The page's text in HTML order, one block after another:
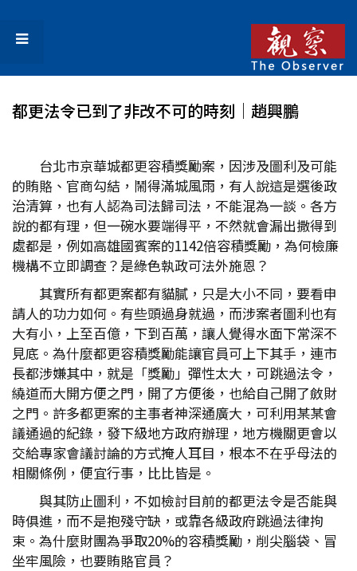
都更法令已到了非改不可的時刻│趙興鵬
台北市京華城都更容積獎勵案，因涉及圖利及可能
的賄賂、官商勾結，鬧得滿城風雨，有人說這是選後政
治清算，也有人認為司法歸司法，不能混為一談。各方
說的都有理，但一碗水要端得平，不然就會漏出撒得到
處都是，例如高雄國賓案的1142倍容積獎勵，為何檢廉
機構不立即調查？是綠色執政可法外施恩？
其實所有都更案都有貓膩，只是大小不同，要看申
請人的功力如何。有些頭過身就過，而涉案者圖利也有
大有小，上至百億，下到百萬，讓人覺得水面下常深不
見底。為什麼都更容積獎勵能讓官員可上下其手，連市
長都涉嫌其中，就是「獎勵」彈性太大，可跳過法令，
繞道而大開方便之門，開了方便後，也給自己開了斂財
之門。許多都更案的主事者神深通廣大，可利用某某會
議通過的紀錄，發下級地方政府辦理，地方機關更會以
交給專家會議討論的方式掩人耳目，根本不在乎母法的
相關條例，便宜行事，比比皆是。
與其防止圖利，不如檢討目前的都更法令是否能與
時俱進，而不是抱殘守缺，或靠各級政府跳過法律拘
束。為什麼財團為爭取20%的容積獎勵，削尖腦袋、冒
坐牢風險，也要賄賂官員？